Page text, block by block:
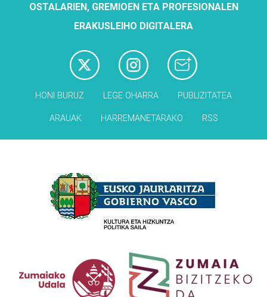
OSTALARIEN, GREMIOEN ETA PROFESIONALEN
ERAKUSLEIHO DIGITALERA
HONI BURUZ LEGE OHARRA PUBLIZITATEA
ARAUAK HARREMANETARAKO RSS